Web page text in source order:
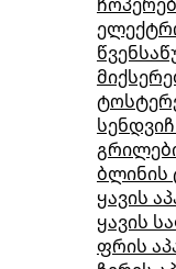
ბლინის
ყავის
ყავის
ფრის